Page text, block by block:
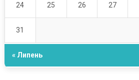
24 25 26 27
31
« Липень